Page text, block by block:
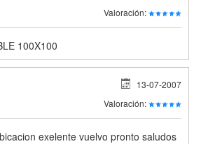
Valoración:
100X100
13-07-2007
Valoración:
exelente vuelvo pronto saludos